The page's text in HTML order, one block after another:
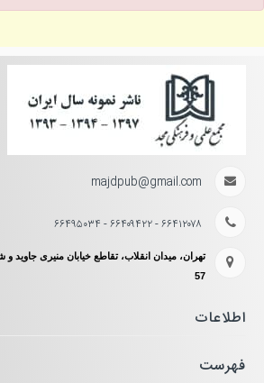
majdpub@gmail.com
۶۶۴۱۲۰۷۸ - ۶۶۴۰۹۴۲۲ - ۶۶۴۹۵۰۳۴
تهران، میدان انقلاب، تقاطع خیابان منیری جاوید
57
اطلاعات
فهرست